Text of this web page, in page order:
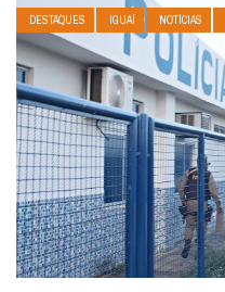
DESTAQUES IGUAÍ NOTÍCIAS